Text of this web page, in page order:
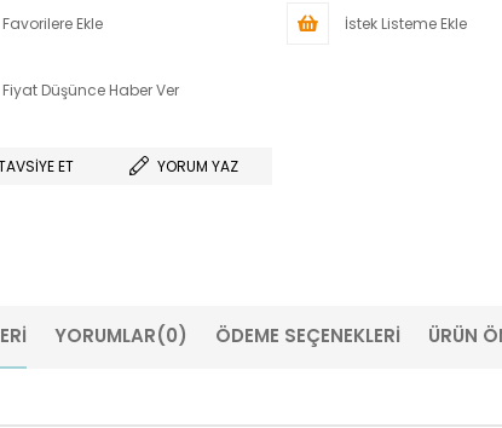
Favorilere Ekle İstek Listeme Ekle
Fiyat Düşünce Haber Ver
ET YORUM YAZ
YORUMLAR(0) ÖDEME SEÇENEKLERI ÜRÜN